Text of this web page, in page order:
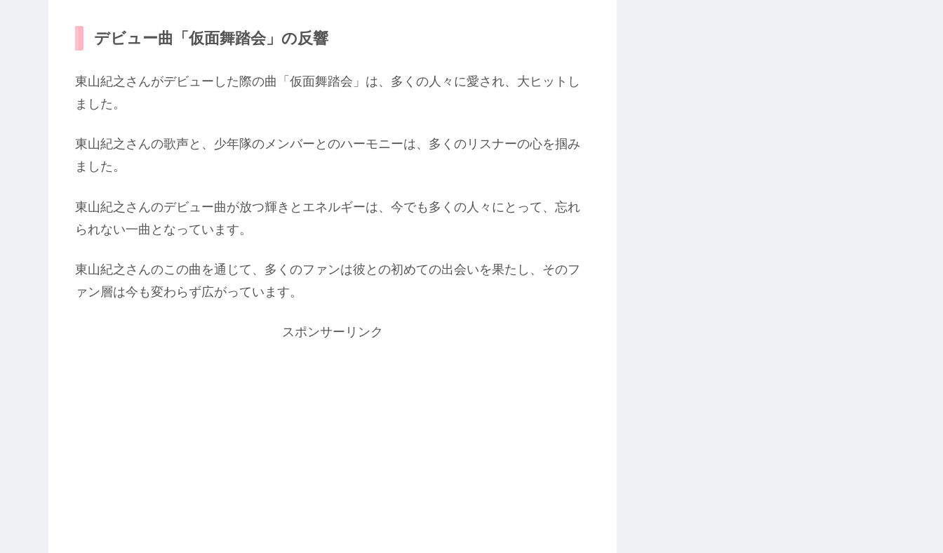
デビュー曲「仮面舞踏会」の反響
東山紀之さんがデビューした際の曲「仮面舞踏会」は、多くの人々に愛され、大ヒットし
ました。
東山紀之さんの歌声と、少年隊のメンバーとのハーモニーは、多くのリスナーの心を掴み
ました。
東山紀之さんのデビュー曲が放つ輝きとエネルギーは、今でも多くの人々にとって、忘れ
られない一曲となっています。
東山紀之さんのこの曲を通じて、多くのファンは彼との初めての出会いを果たし、そのフ
ァン層は今も変わらず広がっています。
スポンサーリンク